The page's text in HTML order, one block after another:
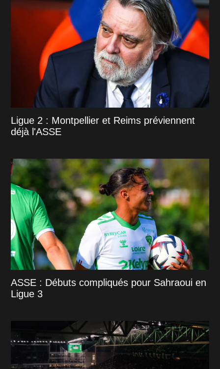
Ligue 2 : Montpellier et Reims préviennent
déjà l'ASSE
ASSE : Débuts compliqués pour Sahraoui en
Ligue 3